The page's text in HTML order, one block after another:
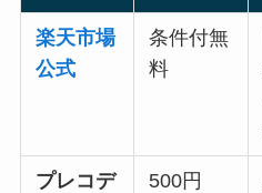
楽天市場
公式
条件付無
料
プレコデ
500円